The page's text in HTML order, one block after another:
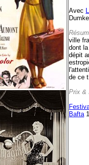
Avec
ville
dont
dépit
de ce
Prix &
Bafta